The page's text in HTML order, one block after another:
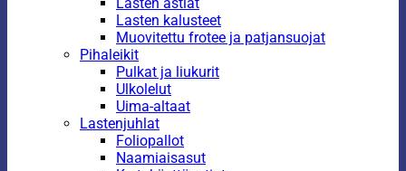
Lasten kalusteet
Muovitettu frotee ja patjansuojat
Pihaleikit
Pulkat ja liukurit
Ulkolelut
Uima-altaat
Lastenjuhlat
Foliopallot
Naamiaisasut